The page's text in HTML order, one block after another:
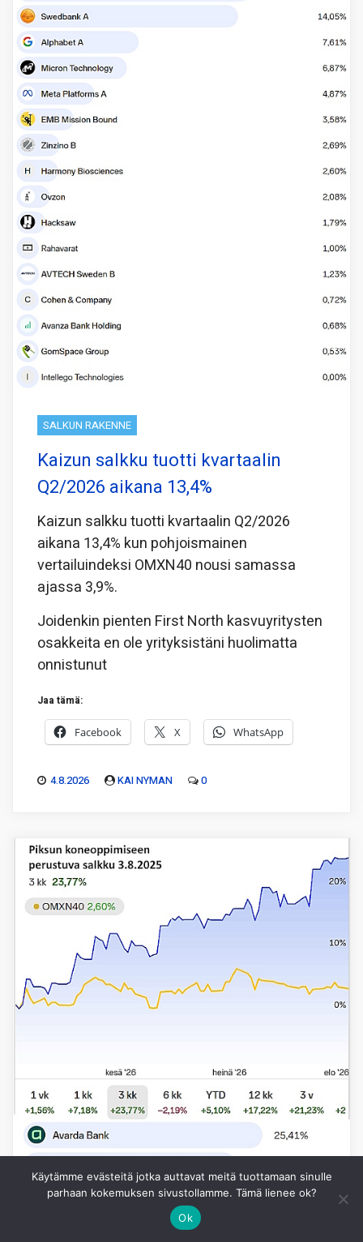
SALKUN RAKENNE
Kaizun salkku tuotti kvartaalin
Q2/2026 aikana 13,4%
Kaizun salkku tuotti kvartaalin Q2/2026
aikana 13,4% kun pohjoismainen
vertailuindeksi OMXN40 nousi samassa
ajassa 3,9%.
Joidenkin pienten First North kasvuyritysten
osakkeita en ole yrityksistäni huolimatta
onnistunut
Jaa tämä:
Facebook X WhatsApp
4.8.2026 KAI NYMAN 0
Käytämme evästeitä jotka auttavat meitä tuottamaan sinulle
parhaan kokemuksen sivustollamme. Tämä lienee ok?
Ok